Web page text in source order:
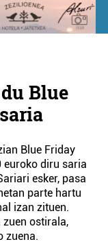
Blue
Blue Friday
euroko diru saria
esker, pasa
parte hartu
izan zituen.
zuen ostirala,
zuena.